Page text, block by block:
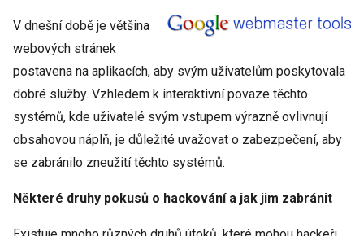
V dnešní době je většina
webových stránek
postavena na aplikacích, aby svým uživatelům poskytovala
dobré služby. Vzhledem k interaktivní povaze těchto
systémů, kde uživatelé svým vstupem výrazně ovlivnují
obsahovou náplň, je důležité uvažovat o zabezpečení, aby
se zabránilo zneužití těchto systémů.
Některé druhy pokusů o hackování a jak jim zabránit